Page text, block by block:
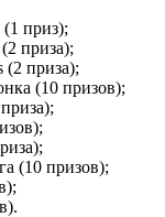
приз);
приза);
приза);
(10 призов);
(10 призов);